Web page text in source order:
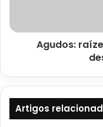
Agudos:
Artigos